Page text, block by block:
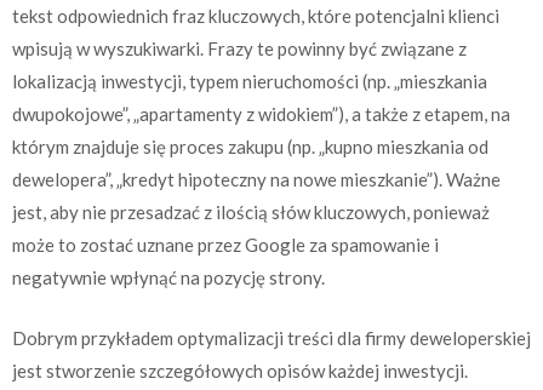
tekst odpowiednich fraz kluczowych, które potencjalni klienci
wpisują w wyszukiwarki. Frazy te powinny być związane z
lokalizacją inwestycji, typem nieruchomości (np. „mieszkania
dwupokojowe”, „apartamenty z widokiem”), a także z etapem, na
którym znajduje się proces zakupu (np. „kupno mieszkania od
dewelopera”, „kredyt hipoteczny na nowe mieszkanie”). Ważne
jest, aby nie przesadzać z ilością słów kluczowych, ponieważ
może to zostać uznane przez Google za spamowanie i
negatywnie wpłynąć na pozycję strony.
Dobrym przykładem optymalizacji treści dla firmy deweloperskiej
jest stworzenie szczegółowych opisów każdej inwestycji.